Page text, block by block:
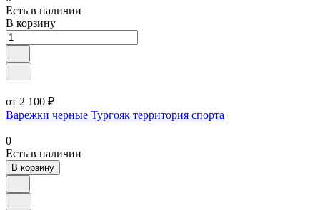
Есть в наличии
В корзину
от 2 100 ₽
Варежки черные Тургояк территория спорта
0
Есть в наличии
В корзину